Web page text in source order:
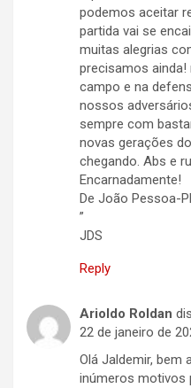
podemos aceitar
partida vai se
muitas alegrias
precisamos
campo e na
nossos
sempre com
novas gerações
chegando. Abs e
Encarnadamente!
De João Pessoa-
”
JDS
Reply
Arioldo Roldan
22 de janeiro de
Olá Jaldemir, bem
inúmeros motivos